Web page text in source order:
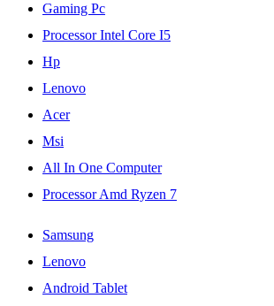
Gaming Pc
Processor Intel Core I5
Hp
Lenovo
Acer
Msi
All In One Computer
Processor Amd Ryzen 7
Samsung
Lenovo
Android Tablet